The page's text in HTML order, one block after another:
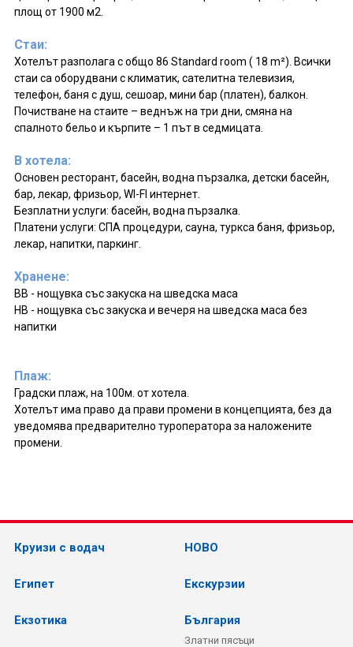
площ от 1900 м2.
Стаи:
Хотелът разполага с общо 86 Standard room ( 18 m²). Всички
стаи са оборудвани с климатик, сателитна телевизия,
телефон, баня с душ, сешоар, мини бар (платен), балкон.
Почистване на стаите – веднъж на три дни, смяна на
спалното бельо и кърпите – 1 път в седмицата.
В хотела:
Основен ресторант, басейн, водна пързалка, детски басейн,
бар, лекар, фризьор, WI-FI интернет.
Безплатни услуги: басейн, водна пързалка.
Платени услуги: СПА процедури, сауна, туркса баня, фризьор,
лекар, напитки, паркинг.
Хранене:
BB - нощувка със закуска на шведска маса
HB - нощувка със закуска и вечеря на шведска маса без
напитки
Плаж:
Градски плаж, на 100м. от хотела.
Хотелът има право да прави промени в концепцията, без да
уведомява предварително туроператора за наложените
промени.
Круизи с водач НОВО
Египет Екскурзии
Екзотика България
Златни пясъци